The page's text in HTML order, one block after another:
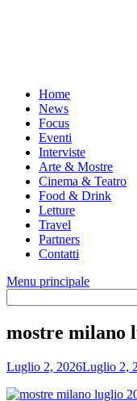
Home
News
Focus
Eventi
Interviste
Arte & Mostre
Cinema & Teatro
Food & Drink
Letture
Travel
Partners
Contatti
Menu principale
mostre milano
Luglio 2, 2026Luglio 2,